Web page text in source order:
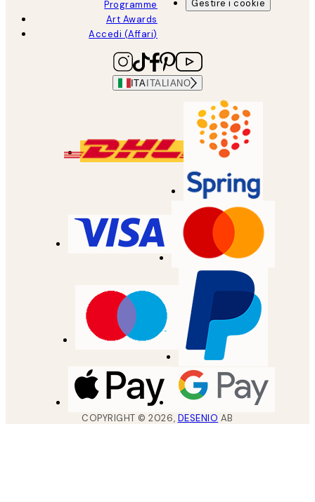
Programme
Art Awards
Accedi (Affari)
Gestire i cookie
ITA ITALIANO
COPYRIGHT ©2026, DESENIO AB